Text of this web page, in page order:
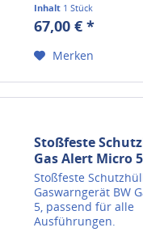
Inhalt 1 Stück
67,00 € *
Merken
Stoßfeste
Gas Alert Micro 5
Stoßfeste
Gaswarngerät BW
5, passend für alle
Ausführungen.